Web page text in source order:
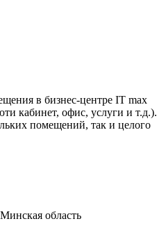
в бизнес-центре IT max
кабинет, офис, услуги и т.д.).
помещений, так и целого
область